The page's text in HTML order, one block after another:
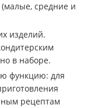
средние и
изделий.
в наборе.
функцию: для
рецептам